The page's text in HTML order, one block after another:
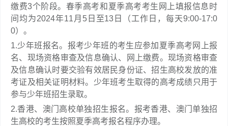
缴费3个阶段。春季高考和夏季高考考生网上填报信息时
间均为2024年11月5日至13日（工作日，每天9:00-17:0
0）。
1.少年班报名。报考少年班的考生应参加夏季高考网上报
名、现场资格审查及信息确认、网上缴费。现场资格审查
及信息确认时要交验有效居民身份证、招生高校发放的准
考证及相关证明材料。少年班考生取得的高考成绩只用于
参与少年班招生录取。
2.香港、澳门高校单独招生报名。报考香港、澳门单独招
生高校的考生按照夏季高考报名程序办理。